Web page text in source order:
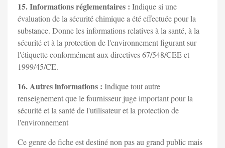
15. Informations réglementaires : Indique si une
évaluation de la sécurité chimique a été effectuée pour la
substance. Donne les informations relatives à la santé, à la
sécurité et à la protection de l'environnement figurant sur
l'étiquette conformément aux directives 67/548/CEE et
1999/45/CE.
16. Autres informations : Indique tout autre
renseignement que le fournisseur juge important pour la
sécurité et la santé de l'utilisateur et la protection de
l'environnement
Ce genre de fiche est destiné non pas au grand public mais